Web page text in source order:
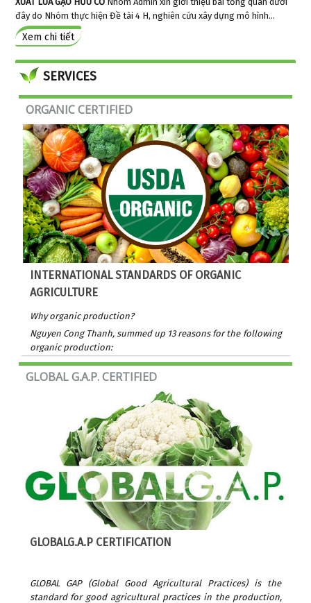
đây do Nhóm thực hiện Đề tài 4 H, nghiên cứu xây dựng mô hình...
Xem chi tiết
© FreeJoomla! 3 Modules- byVinaGecko.com
SERVICES
ORGANIC CERTIFIED
INTERNATIONAL STANDARDS OF ORGANIC
AGRICULTURE
Why organic production?
Nguyen Cong Thanh, summed up 13 reasons for the following
organic production:
GLOBAL G.A.P. CERTIFIED
GLOBALG.A.P CERTIFICATION
GLOBAL GAP (Global Good Agricultural Practices) is the
standard for good agricultural practices in the production,